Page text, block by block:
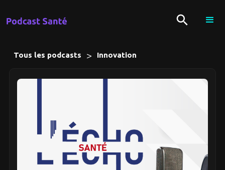
Tous les podcasts > Innovation